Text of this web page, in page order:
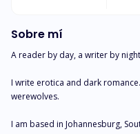
Sobre mí
A reader by day, a writer by
I write erotica and dark
werewolves.
I am based in Johannesburg,